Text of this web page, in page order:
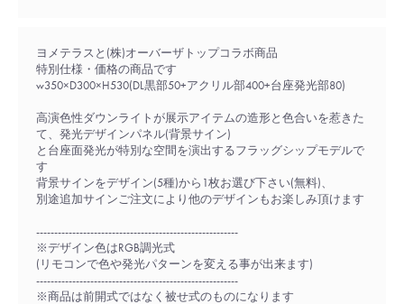
ヨメテラスと(株)オーバーザトップコラボ商品
特別仕様・価格の商品です
w350×D300×H530(DL黒部50+アクリル部400+台座発光部80)
高演色性ダウンライトが展示アイテムの造形と色合いを惹きた
て、発光デザインパネル(背景サイン)
と台座面発光が特別な空間を演出するフラッグシップモデルで
す
背景サインをデザイン(5種)から1枚お選び下さい(無料)、
別途追加サインご注文により他のデザインもお楽しみ頂けます
--------------------------------------------------------
※デザイン色はRGB調光式
(リモコンで色や発光パターンを変える事が出来ます)
--------------------------------------------------------
※商品は前開式ではなく被せ式のものになります